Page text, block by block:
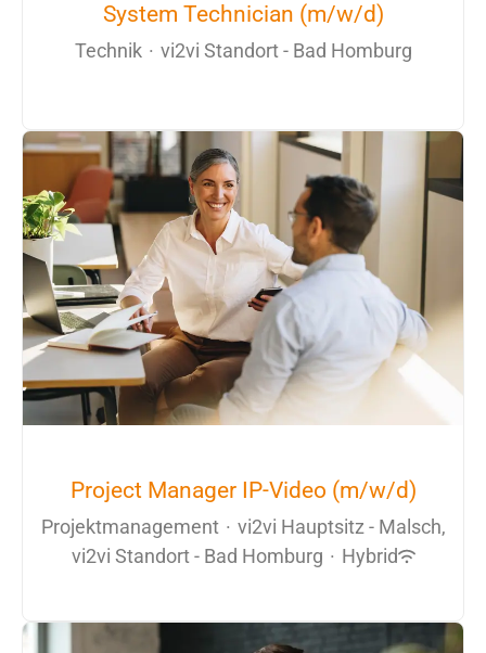
System Technician (m/w/d)
Technik · vi2vi Standort - Bad Homburg
Project Manager IP-Video (m/w/d)
Projektmanagement · vi2vi Hauptsitz - Malsch,
vi2vi Standort - Bad Homburg · Hybrid